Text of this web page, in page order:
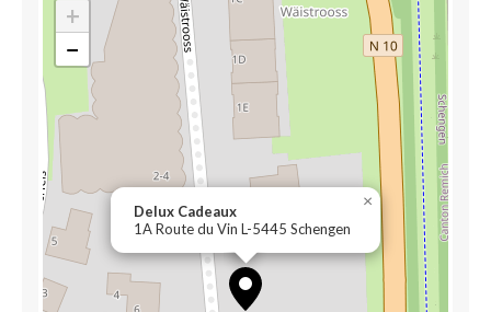
Delux Cadeaux
1A Route du Vin L-5445 Schengen
×
+
−